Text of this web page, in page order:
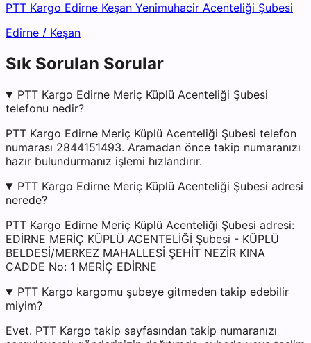
PTT Kargo Edirne Keşan Yenimuhacir Acenteliği Şubesi
Edirne / Keşan
Sık Sorulan Sorular
PTT Kargo Edirne Meriç Küplü Acenteliği Şubesi
telefonu nedir?
PTT Kargo Edirne Meriç Küplü Acenteliği Şubesi telefon
numarası 2844151493. Aramadan önce takip numaranızı
hazır bulundurmanız işlemi hızlandırır.
PTT Kargo Edirne Meriç Küplü Acenteliği Şubesi adresi
nerede?
PTT Kargo Edirne Meriç Küplü Acenteliği Şubesi adresi:
EDİRNE MERİÇ KÜPLÜ ACENTELİĞİ Şubesi - KÜPLÜ
BELDESİ/MERKEZ MAHALLESİ ŞEHİT NEZİR KINA
CADDE No: 1 MERİÇ EDİRNE
PTT Kargo kargomu şubeye gitmeden takip edebilir
miyim?
Evet. PTT Kargo takip sayfasından takip numaranızı